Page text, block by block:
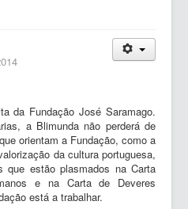
da Fundação José Saramago.
a Blimunda não perderá de
orientam a Fundação, como a
da cultura portuguesa,
estão plasmados na Carta
e na Carta de Deveres
está a trabalhar.